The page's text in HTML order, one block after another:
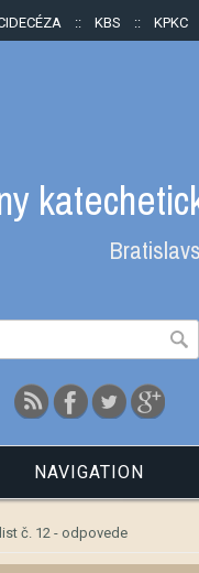
:: KBS :: KPKC
NAVIGATION
list č. 12 - odpovede